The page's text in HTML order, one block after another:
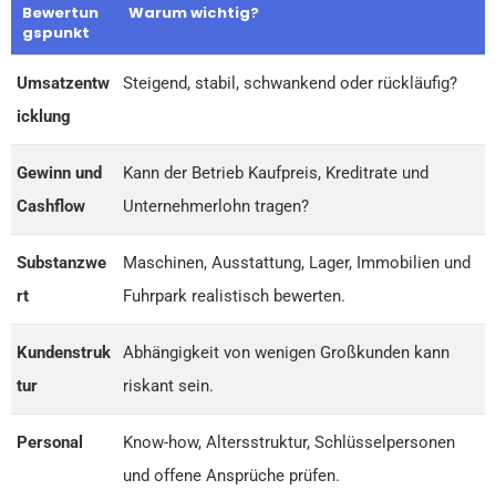
Bewertun
gspunkt
Warum wichtig?
Umsatzentw
icklung
Steigend, stabil, schwankend oder rückläufig?
Gewinn und
Cashflow
Kann der Betrieb Kaufpreis, Kreditrate und
Unternehmerlohn tragen?
Substanzwe
rt
Maschinen, Ausstattung, Lager, Immobilien und
Fuhrpark realistisch bewerten.
Kundenstruk
tur
Abhängigkeit von wenigen Großkunden kann
riskant sein.
Personal
Know-how, Altersstruktur, Schlüsselpersonen
und offene Ansprüche prüfen.